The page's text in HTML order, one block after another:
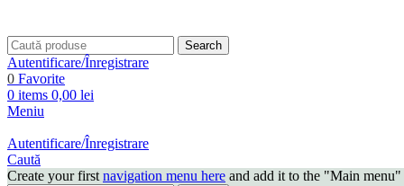
Search
Autentificare/Înregistrare
0 Favorite
0 items 0,00 lei
Meniu
Autentificare/Înregistrare
Caută
Create your first navigation menu here and add it to the "Main menu"